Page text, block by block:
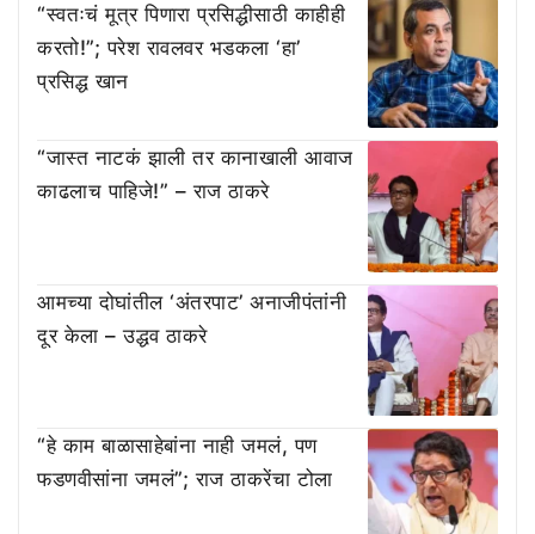
“स्वतःचं मूत्र पिणारा प्रसिद्धीसाठी काहीही
करतो!”; परेश रावलवर भडकला ‘हा’
प्रसिद्ध खान
“जास्त नाटकं झाली तर कानाखाली आवाज
काढलाच पाहिजे!” – राज ठाकरे
आमच्या दोघांतील ‘अंतरपाट’ अनाजीपंतांनी
दूर केला – उद्धव ठाकरे
“हे काम बाळासाहेबांना नाही जमलं, पण
फडणवीसांना जमलं”; राज ठाकरेंचा टोला